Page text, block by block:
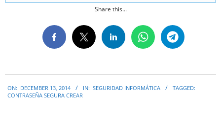
Share this...
12-
ON: DECEMBER 13, 2014 IN: SEGURIDAD INFORMÁTICA
TAGGED:
CONTRASEÑA SEGURA CREAR